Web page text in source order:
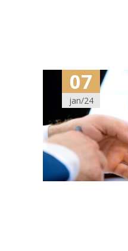
07
jan/24